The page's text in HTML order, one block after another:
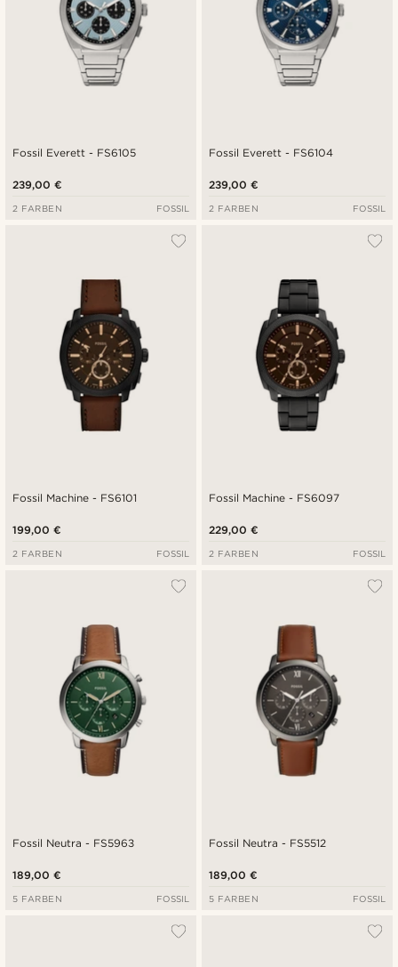
Fossil Everett - FS6105
239,00 €
2 FARBEN FOSSIL
Fossil Everett - FS6104
239,00 €
2 FARBEN FOSSIL
Fossil Machine - FS6101
199,00 €
2 FARBEN FOSSIL
Fossil Machine - FS6097
229,00 €
2 FARBEN FOSSIL
Fossil Neutra - FS5963
189,00 €
5 FARBEN FOSSIL
Fossil Neutra - FS5512
189,00 €
5 FARBEN FOSSIL